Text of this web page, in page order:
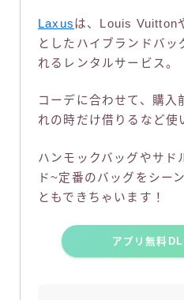
Laxusは、Louis Vuitton
としたハイブランドバッ
れるレンタルサービス。
コーデに合わせて、購入
れの時だけ借りるなど使
ハンモックバッグやサド
ド~定番のバッグをシー
ともできちゃいます！
アプリ無料